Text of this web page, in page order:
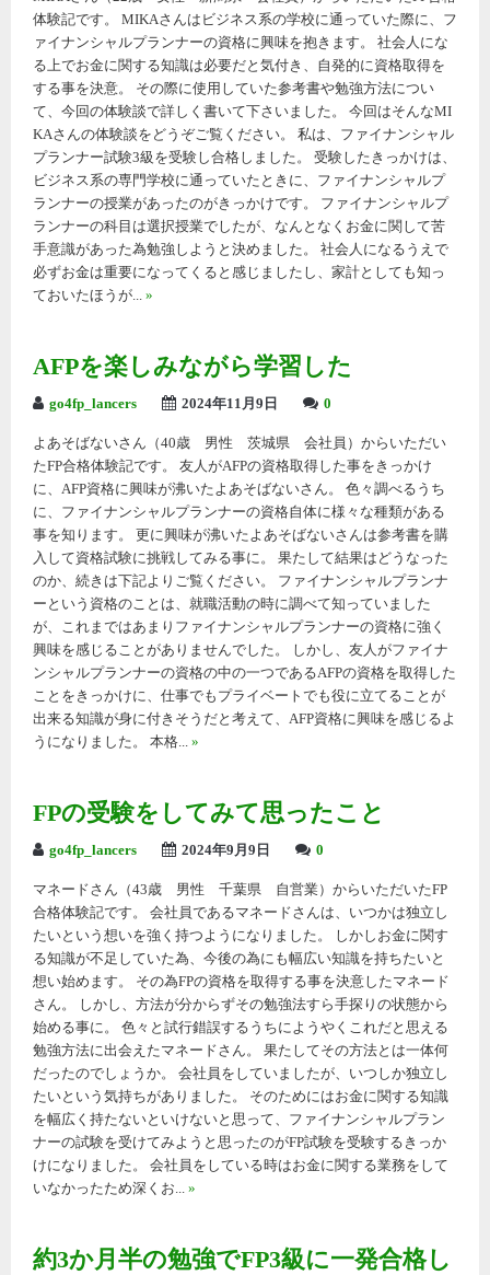
体験記です。 MIKAさんはビジネス系の学校に通っていた際に、フ
ァイナンシャルプランナーの資格に興味を抱きます。 社会人にな
る上でお金に関する知識は必要だと気付き、自発的に資格取得を
する事を決意。 その際に使用していた参考書や勉強方法につい
て、今回の体験談で詳しく書いて下さいました。 今回はそんなMI
KAさんの体験談をどうぞご覧ください。 私は、ファイナンシャル
プランナー試験3級を受験し合格しました。 受験したきっかけは、
ビジネス系の専門学校に通っていたときに、ファイナンシャルプ
ランナーの授業があったのがきっかけです。 ファイナンシャルプ
ランナーの科目は選択授業でしたが、なんとなくお金に関して苦
手意識があった為勉強しようと決めました。 社会人になるうえで
必ずお金は重要になってくると感じましたし、家計としても知っ
ておいたほうが... »
AFPを楽しみながら学習した
go4fp_lancers 2024年11月9日 0
よあそばないさん（40歳 男性 茨城県 会社員）からいただい
たFP合格体験記です。 友人がAFPの資格取得した事をきっかけ
に、AFP資格に興味が沸いたよあそばないさん。 色々調べるうち
に、ファイナンシャルプランナーの資格自体に様々な種類がある
事を知ります。 更に興味が沸いたよあそばないさんは参考書を購
入して資格試験に挑戦してみる事に。 果たして結果はどうなった
のか、続きは下記よりご覧ください。 ファイナンシャルプランナ
ーという資格のことは、就職活動の時に調べて知っていました
が、これまではあまりファイナンシャルプランナーの資格に強く
興味を感じることがありませんでした。 しかし、友人がファイナ
ンシャルプランナーの資格の中の一つであるAFPの資格を取得した
ことをきっかけに、仕事でもプライベートでも役に立てることが
出来る知識が身に付きそうだと考えて、AFP資格に興味を感じるよ
うになりました。 本格... »
FPの受験をしてみて思ったこと
go4fp_lancers 2024年9月9日 0
マネードさん（43歳 男性 千葉県 自営業）からいただいたFP
合格体験記です。 会社員であるマネードさんは、いつかは独立し
たいという想いを強く持つようになりました。 しかしお金に関す
る知識が不足していた為、今後の為にも幅広い知識を持ちたいと
想い始めます。 その為FPの資格を取得する事を決意したマネード
さん。 しかし、方法が分からずその勉強法すら手探りの状態から
始める事に。 色々と試行錯誤するうちにようやくこれだと思える
勉強方法に出会えたマネードさん。 果たしてその方法とは一体何
だったのでしょうか。 会社員をしていましたが、いつしか独立し
たいという気持ちがありました。 そのためにはお金に関する知識
を幅広く持たないといけないと思って、ファイナンシャルプラン
ナーの試験を受けてみようと思ったのがFP試験を受験するきっか
けになりました。 会社員をしている時はお金に関する業務をして
いなかったため深くお... »
約3か月半の勉強でFP3級に一発合格し